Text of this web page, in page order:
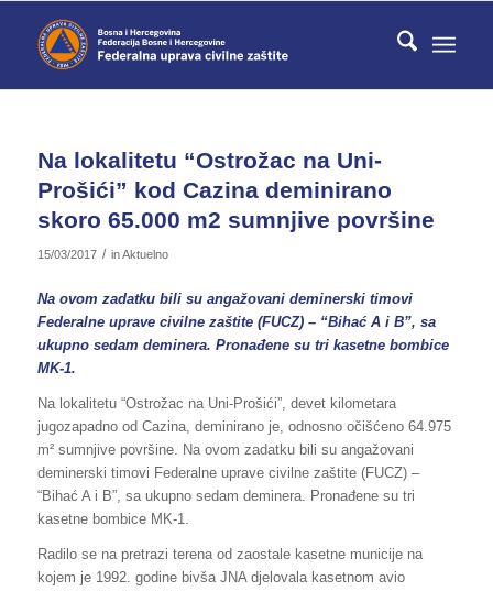
Na lokalitetu “Ostrožac na Uni-
Prošići” kod Cazina deminirano
skoro 65.000 m2 sumnjive površine
15/03/2017 / inAktuelno
Na ovom zadatku bili su angažovani deminerski timovi
Federalne uprave civilne zaštite (FUCZ) – “Bihać A i B”, sa
ukupno sedam deminera. Pronađene su tri kasetne bombice
MK-1.
Na lokalitetu “Ostrožac na Uni-Prošići”, devet kilometara
jugozapadno od Cazina, deminirano je, odnosno očišćeno 64.975
m² sumnjive površine. Na ovom zadatku bili su angažovani
deminerski timovi Federalne uprave civilne zaštite (FUCZ) –
“Bihać A i B”, sa ukupno sedam deminera. Pronađene su tri
kasetne bombice MK-1.
Radilo se na pretrazi terena od zaostale kasetne municije na
kojem je 1992. godine bivša JNA djelovala kasetnom avio